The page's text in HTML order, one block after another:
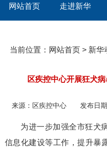
网站首页 走进新华
当前位置： 网站首页 > 新华
区疾控中心开展狂犬
来源： 区疾控中心 发布日期
为进一步加强全市狂犬
信息化建设等工作，提升暴